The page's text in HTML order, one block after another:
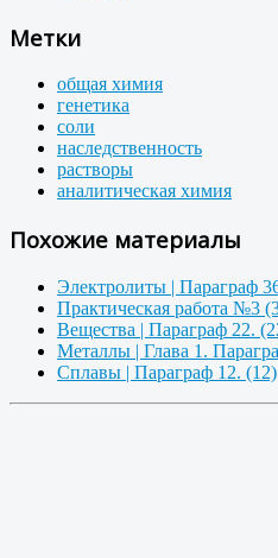
Метки
общая химия
генетика
соли
наследственность
растворы
аналитическая химия
Похожие материалы
Электролиты | Параграф
Практическая работа №3
Вещества | Параграф 22.
Металлы | Глава 1.
Сплавы | Параграф 12. (12)